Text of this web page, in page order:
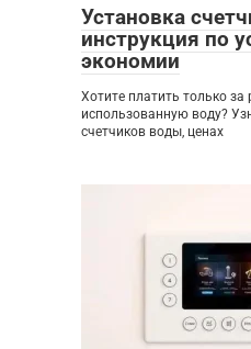
Установка
инструкция по
экономии
Хотите платить только за
использованную воду?
счетчиков воды, ценах